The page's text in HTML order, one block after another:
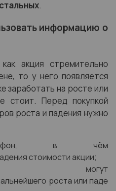
.
информацию о
акция стремительно
то у него появляется
заработать на росте или
стоит. Перед покупкой
роста и падения нужно
фон, в чём
стоимости акции;
могут
роста или паде